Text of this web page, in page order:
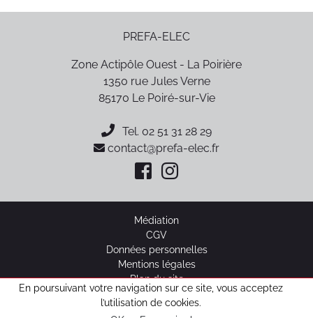
PREFA-ELEC
Zone Actipôle Ouest - La Poirière
1350 rue Jules Verne
85170 Le Poiré-sur-Vie
Tel. 02 51 31 28 29
contact@prefa-elec.fr
Médiation
CGV
Données personnelles
Mentions légales
Plan du site
En poursuivant votre navigation sur ce site, vous acceptez
l’utilisation de cookies.